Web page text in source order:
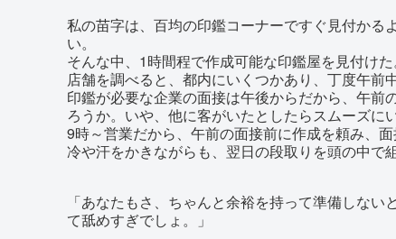
私の苗字は、百均の印鑑コーナーですぐ見付かる
い。
そんな中、1時間程で作成可能な印鑑屋を見付けた
店舗を調べると、都内にいくつかあり、丁度午前
印鑑が必要な企業の面接は午後からだから、午
ろうか。いや、他に客がいたとしたらスムーズにい
9時～営業だから、午前の面接前に作成を頼み、
冷や汗をかきながらも、翌日の段取りを頭の中で
「あなたもさ、ちゃんと余裕を持って準備しな
て舐めすぎでしょ。」